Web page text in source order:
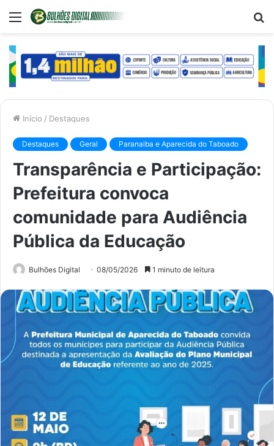
Menu
Início / Destaques
Destaques Geral Paranaiba e Aparecida do Taboado
Transparência e Participação:
Prefeitura convoca
comunidade para Audiência
Pública da Educação
Bulhões Digital 08/05/2026 1 minuto de leitura